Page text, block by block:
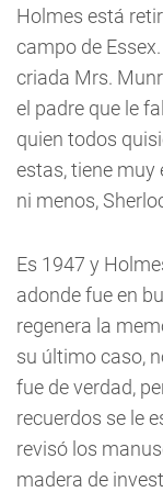
Holmes está
campo de
criada Mrs.
el padre que le
quien todos
estas, tiene muy
ni menos,
Es 1947 y
adonde fue en
regenera la
su último caso,
fue de verdad,
recuerdos se le
revisó los
madera de